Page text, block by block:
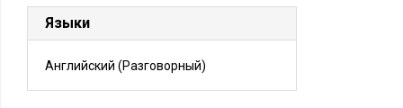
Языки
Английский (Разговорный)